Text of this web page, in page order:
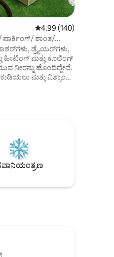
5 ರಲ್ಲಿ 4.99 ಸರಾಸರಿ
4.99 (140)
ಶಾಂತ/
ಡ್ರೈಯರ್‌ಗಳು,
ಹೀಟಿಂಗ್ ಮತ್ತು ಕೂಲಿಂಗ್
ನೀರನ್ನು ಹೊಂದಿದ್ದೇವೆ.
ಮತ್ತು ವಿಶ್ರಾಂತಿ
ಸ್ಥಳವಾಗಿ
ನಾನು
ಪ್ರಯಾಣಗಳಲ್ಲಿ